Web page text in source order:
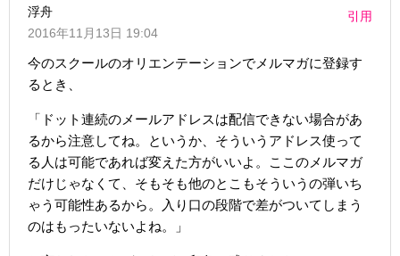
浮舟
2016年11月13日 19:04
引用
今のスクールのオリエンテーションでメルマガに登録す
るとき、
「ドット連続のメールアドレスは配信できない場合があ
るから注意してね。というか、そういうアドレス使って
る人は可能であれば変えた方がいいよ。ここのメルマガ
だけじゃなくて、そもそも他のとこもそういうの弾いち
ゃう可能性あるから。入り口の段階で差がついてしまう
のはもったいないよね。」